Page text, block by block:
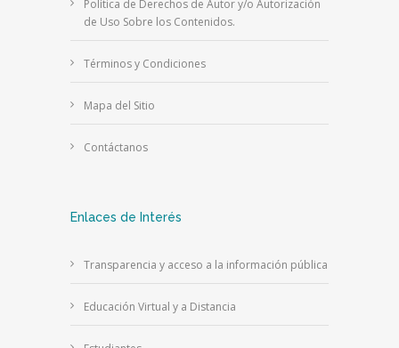
Política de Derechos de Autor y/o Autorización
de Uso Sobre los Contenidos.
Términos y Condiciones
Mapa del Sitio
Contáctanos
Enlaces de Interés
Transparencia y acceso a la información pública
Educación Virtual y a Distancia